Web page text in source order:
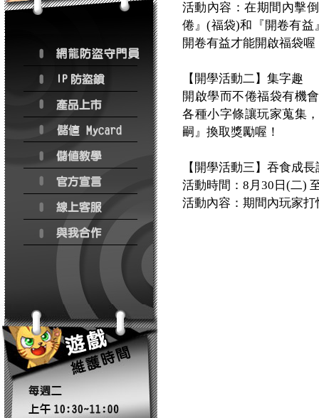
活動內容：在期間內擊
倦』(福袋)和『開卷有益
開卷有益才能開啟福袋喔
【開學活動二】集字趣
開啟學而不倦福袋有機
各種小字條讓玩家蒐集
嗣』換取獎勵喔！
【開學活動三】吞食成
活動時間：8月30日(二)
活動內容：期間內玩家